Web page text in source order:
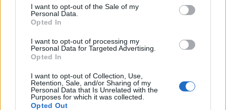
I want to opt-out of the Sale of my
Personal Data.
Opted In
I want to opt-out of processing my
Personal Data for Targeted Advertising.
Opted In
I want to opt-out of Collection, Use,
Retention, Sale, and/or Sharing of my
Personal Data that Is Unrelated with the
Purposes for which it was collected.
Opted Out